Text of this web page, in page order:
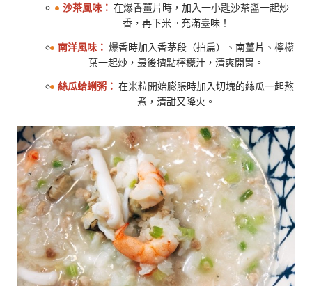
沙茶風味： 在爆香薑片時，加入一小匙沙茶醬一起炒
香，再下米。充滿臺味！
南洋風味： 爆香時加入香茅段（拍扁）、南薑片、檸檬
葉一起炒，最後擠點檸檬汁，清爽開胃。
絲瓜蛤蜊粥： 在米粒開始膨脹時加入切塊的絲瓜一起熬
煮，清甜又降火。